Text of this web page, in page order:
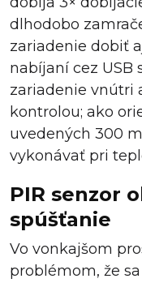
dlhodobo
zariadenie dobiť
nabíjaní cez USB
zariadenie vnútri
kontrolou; ako
uvedených 300
vykonávať pri
PIR senzor
spúšťanie
Vo vonkajšom
problémom, že